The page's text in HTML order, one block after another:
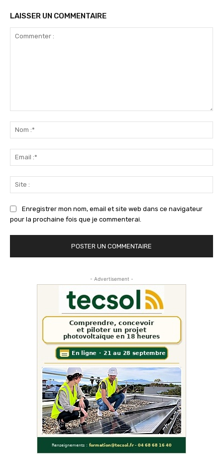
LAISSER UN COMMENTAIRE
Enregistrer mon nom, email et site web dans ce navigateur
pour la prochaine fois que je commenterai.
- Advertisement -